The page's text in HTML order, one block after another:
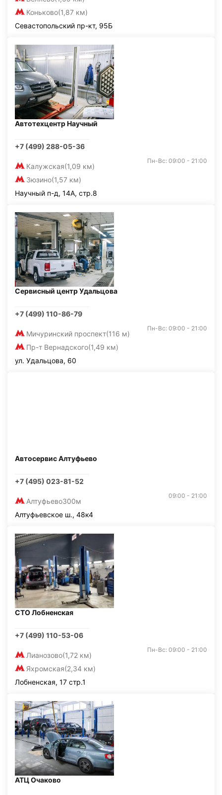
Коньково(1,87 км)
Севастопольский пр-кт, 95Б
Автотехцентр Научный
+7 (499) 288-05-36
Калужская(1,09 км)
Зюзино(1,57 км)
Пн-Вс: 09:00 - 21:00
Научный п-д, 14А, стр.8
Сервисный центр Удальцова
+7 (499) 110-86-79
Мичуринский проспект(116 м)
Пр-т Вернадского(1,49 км)
Пн-Вс: 09:00 - 21:00
ул. Удальцова, 60
Автосервис Алтуфьево
+7 (495) 023-81-52
Алтуфьево300м
09:00 - 21:00
Алтуфьевское ш., 48к4
СТО Лобненская
+7 (499) 110-53-06
Лианозово(1,72 км)
Яхромская(2,34 км)
Пн-Вс: 09:00 - 21:00
Лобненская, 17 стр.1
АТЦ Очаково